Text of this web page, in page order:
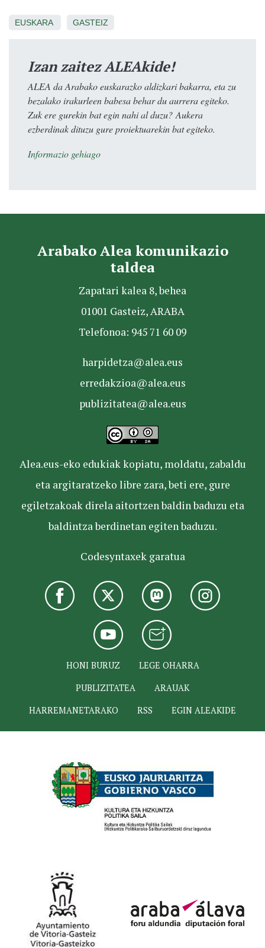
EUSKARA GASTEIZ
Izan zaitez ALEAkide!
ALEA da Arabako euskarazko aldizkari bakarra, eta zu
bezalako irakurleen babesa behar du aurrera egiteko.
Zuk ere gurekin bat egin nahi al duzu? Aukera
ezberdinak dituzu gure proiektuarekin bat egiteko.
Informazio gehiago
Arabako Alea komunikazio
taldea
Zapatari kalea 8, behea
01001 Gasteiz, ARABA
Telefonoa: 945 71 60 09
harpidetza@alea.eus
erredakzioa@alea.eus
publizitatea@alea.eus
Alea.eus-eko edukiak kopiatu, moldatu, zabaldu
eta argitaratzeko libre zara, beti ere, gure
egiletzakoak direla aitortzen baldin baduzu eta
baldintza berdinetan egiten baduzu.
Codesyntaxek garatua
HONI BURUZ
LEGE OHARRA
PUBLIZITATEA
ARAUAK
HARREMANETARAKO
RSS EGIN ALEAKIDE